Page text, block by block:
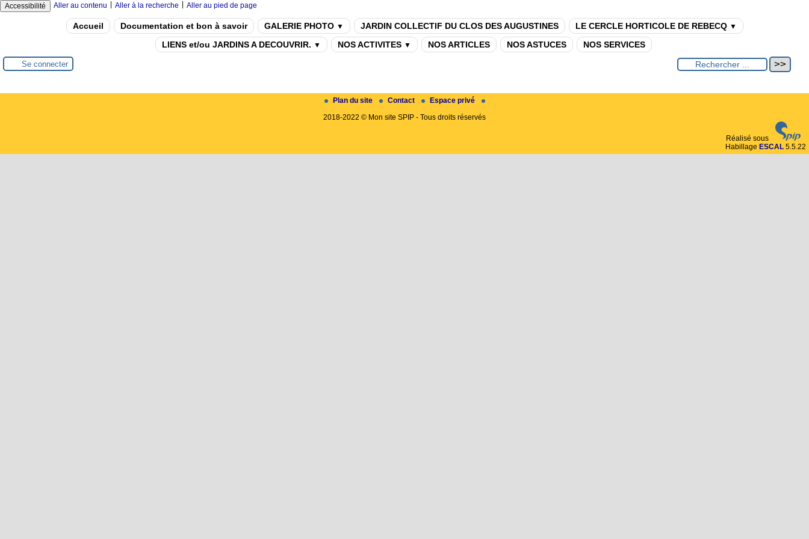
Accessibilité Aller au contenu Aller à la recherche Aller au pied de page
Accueil Documentation et bon à savoir GALERIE PHOTO ▼ JARDIN COLLECTIF DU CLOS DES AUGUSTINES LE CERCLE HORTICOLE DE REBECQ ▼
LIENS et/ou JARDINS A DECOUVRIR. ▼ NOS ACTIVITES ▼ NOS ARTICLES NOS ASTUCES NOS SERVICES
Se connecter
Plan du site Contact
Espace privé
2018-2022 © Mon site SPIP - Tous droits réservés
Réalisé sous
Habillage ESCAL 5.5.22